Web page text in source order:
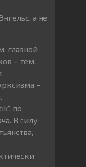
а не
главной
– тем,
–
по
В силу